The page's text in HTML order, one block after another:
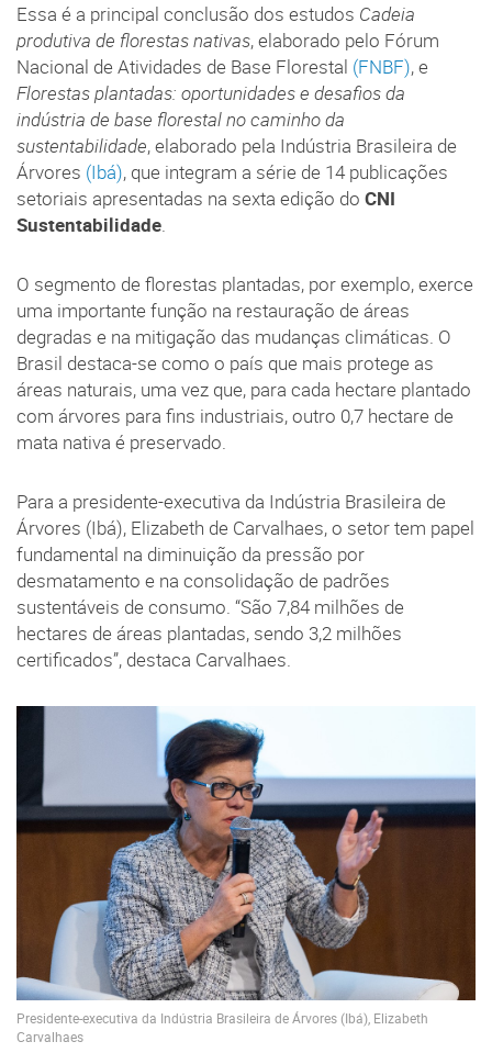
Essa é a principal conclusão dos estudos Cadeia
produtiva de florestas nativas, elaborado pelo Fórum
Nacional de Atividades de Base Florestal (FNBF), e
Florestas plantadas: oportunidades e desafios da
indústria de base florestal no caminho da
sustentabilidade, elaborado pela Indústria Brasileira de
Árvores (Ibá), que integram a série de 14 publicações
setoriais apresentadas na sexta edição do CNI
Sustentabilidade.
O segmento de florestas plantadas, por exemplo, exerce
uma importante função na restauração de áreas
degradas e na mitigação das mudanças climáticas. O
Brasil destaca-se como o país que mais protege as
áreas naturais, uma vez que, para cada hectare plantado
com árvores para fins industriais, outro 0,7 hectare de
mata nativa é preservado.
Para a presidente-executiva da Indústria Brasileira de
Árvores (Ibá), Elizabeth de Carvalhaes, o setor tem papel
fundamental na diminuição da pressão por
desmatamento e na consolidação de padrões
sustentáveis de consumo. “São 7,84 milhões de
hectares de áreas plantadas, sendo 3,2 milhões
certificados”, destaca Carvalhaes.
Presidente-executiva da Indústria Brasileira de Árvores (Ibá), Elizabeth
Carvalhaes